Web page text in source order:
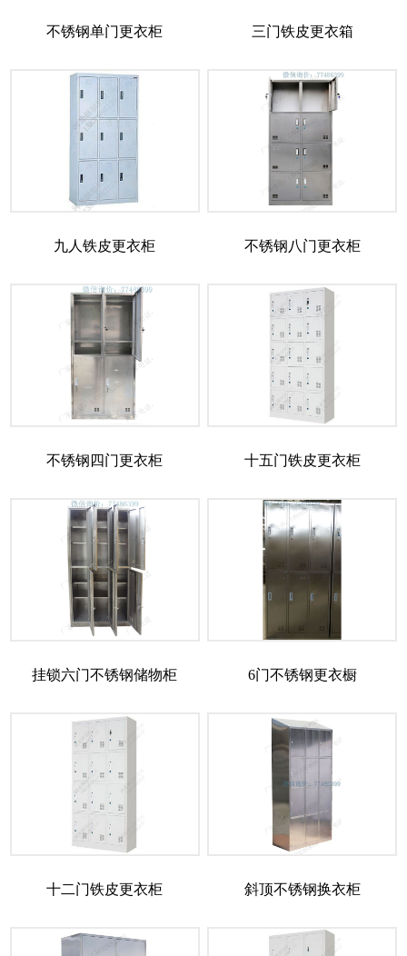
不锈钢单门更衣柜 三门铁皮更衣箱
九人铁皮更衣柜 不锈钢八门更衣柜
不锈钢四门更衣柜 十五门铁皮更衣柜
挂锁六门不锈钢储物柜 6门不锈钢更衣橱
十二门铁皮更衣柜 斜顶不锈钢换衣柜